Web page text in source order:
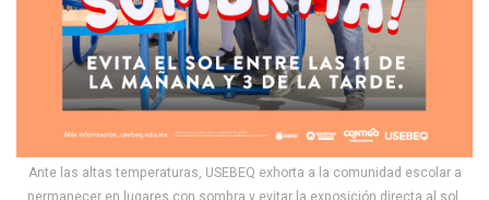
Ante las altas temperaturas, USEBEQ exhorta a la comunidad escolar a